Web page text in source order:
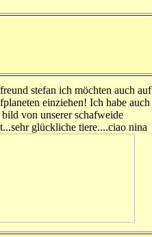
stefan ich möchten auch auf
einziehen! Ich habe auch
bild von unserer schafweide
glückliche tiere....ciao nina